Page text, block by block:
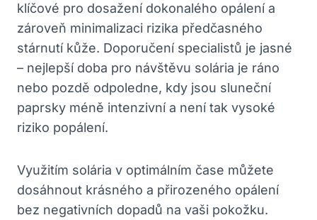
klíčové pro dosažení dokonalého ⁣opálení a
zároveň minimalizaci rizika ⁤předčasného
stárnutí‍ kůže. Doporučení specialistů je ⁤jasné⁣
– nejlepší doba pro návštěvu solária je ‌ráno
nebo⁢ pozdě odpoledne, kdy jsou sluneční‌
paprsky‌ méně intenzivní a ⁢není tak ‌vysoké
riziko ⁢popálení.
Využitím ​solária v optimálním čase můžete
dosáhnout krásného a přirozeného ‌opálení
bez negativních dopadů na vaši​ pokožku.